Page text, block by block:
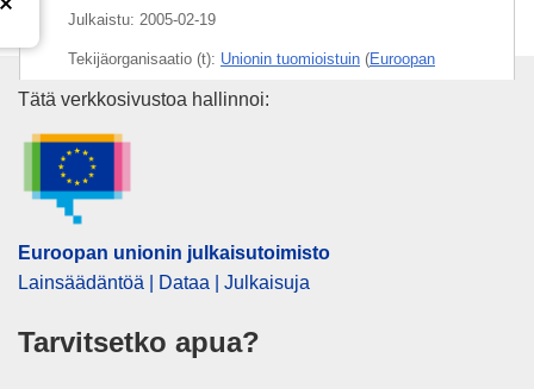
Julkaistu: 2005-02-19
Tekijäorganisaatio (t): Unionin tuomioistuin (Euroopan
unionin tuomioistuin
Aihe:Belgia
kierrätys
metallijäte
OJ : JOC_2005_045_R_0019_05
Euroopan unionin
Tätä verkkosivustoa hallinnoi:
Euroopan unionin julkaisutoimisto
Lainsäädäntöä | Dataa | Julkaisuja
Tarvitsetko apua?